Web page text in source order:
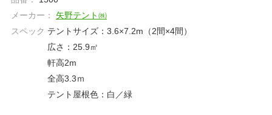
メーカー：
矢野テント㈱
スペック テントサイズ：3.6×7.2m（2間×4間）
広さ：25.9㎡
軒高2m
全高3.3ｍ
テント屋根色：白／緑